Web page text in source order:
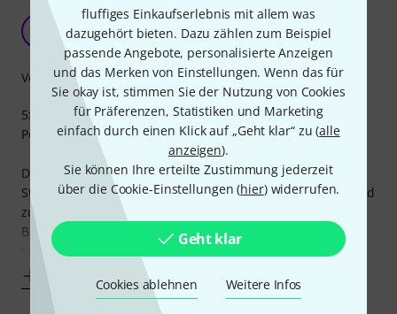
fluffiges Einkaufserlebnis mit allem was
dazugehört bieten. Dazu zählen zum Beispiel
passende Angebote, personalisierte Anzeigen
und das Merken von Einstellungen. Wenn das für
Sie okay ist, stimmen Sie der Nutzung von Cookies
für Präferenzen, Statistiken und Marketing
einfach durch einen Klick auf „Geht klar“ zu (alle
anzeigen).
Sie können Ihre erteilte Zustimmung jederzeit
über die Cookie-Einstellungen (hier) widerrufen.
Geht klar
Cookies ablehnen Weitere Infos
Die gute Mittelklasse
Zeemon 18.01.2021
5x 9V kann auch das deutlich günstigere Harley Benton
Power Plant Junior, wozu also mehr ausgeben?
Das Palmer hat pro Ausgang mehr als die doppelte
Stromstärke, um auch hungrige digitale Effekte ausreichend
zu versorgen. Zusätzlich lässt es sich durch die
Befestigungsmöglichkeiten gut in ein Pedalboard o.Ä.
schrauben. Das ist auch notwendig, da das PWT 05
Mehr anzeigen
Verarbeitung